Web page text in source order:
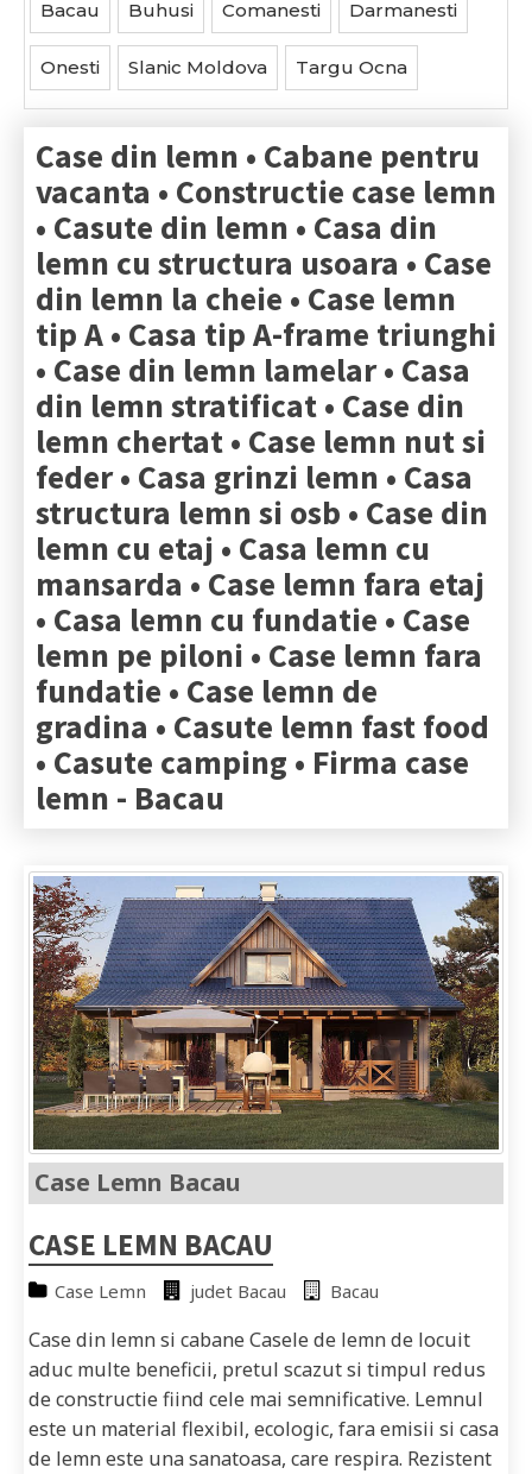
Bacau Buhusi Comanesti Darmanesti
Onesti Slanic Moldova Targu Ocna
Case din lemn • Cabane pentru
vacanta • Constructie case lemn
• Casute din lemn • Casa din
lemn cu structura usoara • Case
din lemn la cheie • Case lemn
tip A • Casa tip A-frame triunghi
• Case din lemn lamelar • Casa
din lemn stratificat • Case din
lemn chertat • Case lemn nut si
feder • Casa grinzi lemn • Casa
structura lemn si osb • Case din
lemn cu etaj • Casa lemn cu
mansarda • Case lemn fara etaj
• Casa lemn cu fundatie • Case
lemn pe piloni • Case lemn fara
fundatie • Case lemn de
gradina • Casute lemn fast food
• Casute camping • Firma case
lemn - Bacau
Case Lemn Bacau
CASE LEMN BACAU
Case Lemn judet Bacau Bacau
Case din lemn si cabane Casele de lemn de locuit
aduc multe beneficii, pretul scazut si timpul redus
de constructie fiind cele mai semnificative. Lemnul
este un material flexibil, ecologic, fara emisii si casa
de lemn este una sanatoasa, care respira. Rezistent